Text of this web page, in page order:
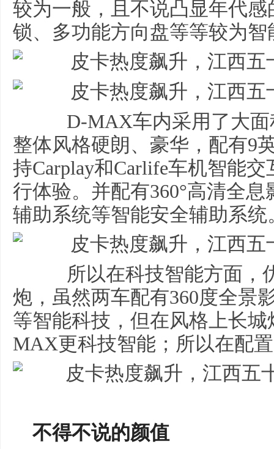
较为一般，且不说凸显年代
锁、多功能方向盘等等较为
D-MAX车内采用了大面
整体风格硬朗、豪华，配有9
持Carplay和Carlife车机智能
行体验。并配有360°高清全
辅助系统等智能安全辅助系统
所以在科技智能方面，
炮，虽然两车配有360度全景
等智能科技，但在风格上长
MAX更科技智能；所以在配
不得不说的颜值